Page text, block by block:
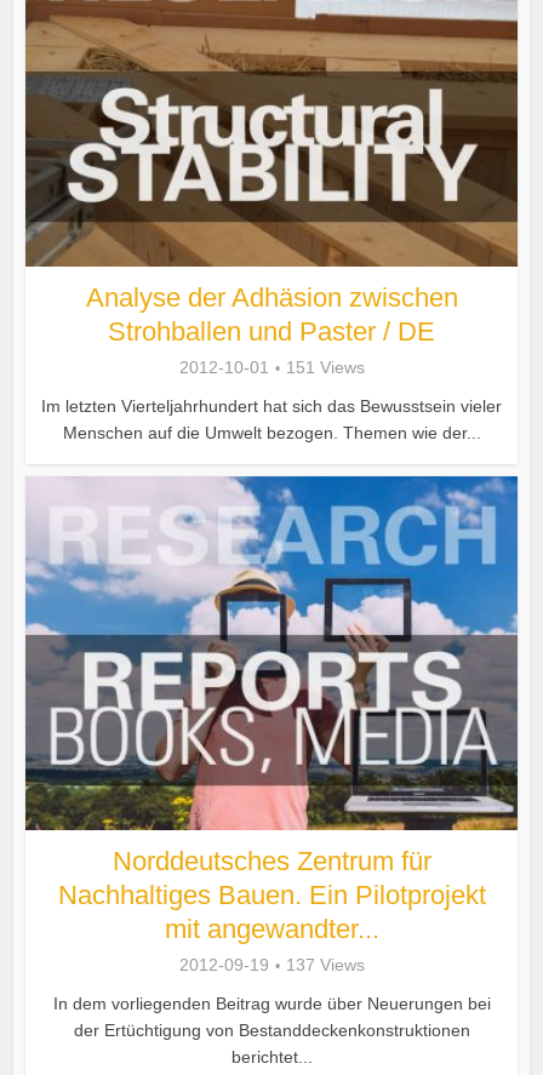
Analyse der Adhäsion zwischen
Strohballen und Paster / DE
2012-10-01
151 Views
Im letzten Vierteljahrhundert hat sich das Bewusstsein vieler
Menschen auf die Umwelt bezogen. Themen wie der...
Norddeutsches Zentrum für
Nachhaltiges Bauen. Ein Pilotprojekt
mit angewandter...
2012-09-19
137 Views
In dem vorliegenden Beitrag wurde über Neuerungen bei
der Ertüchtigung von Bestanddeckenkonstruktionen
berichtet...